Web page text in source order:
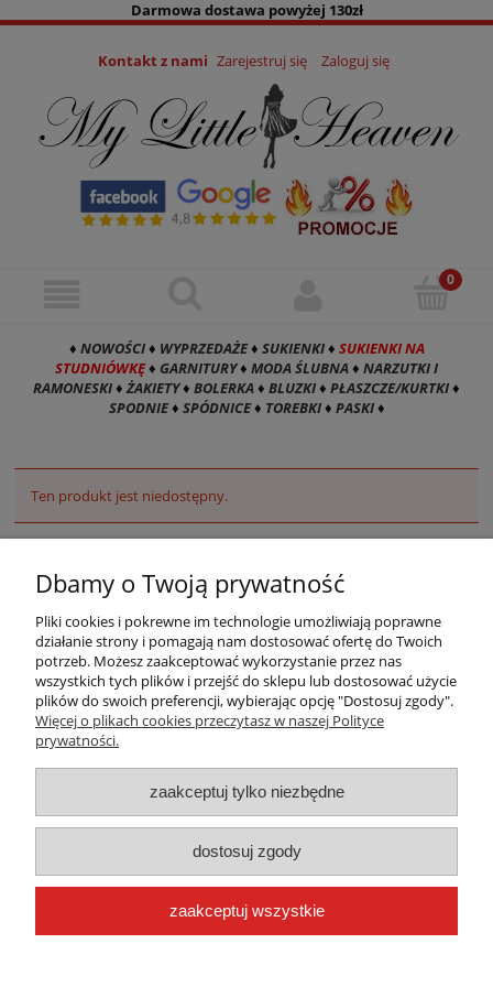
Darmowa dostawa powyżej 130zł
Kontakt z nami Zarejestruj się Zaloguj się
♦ NOWOŚCI♦ WYPRZEDAŻE♦ SUKIENKI♦ SUKIENKI NA
STUDNIÓWKĘ♦ GARNITURY♦ MODA ŚLUBNA♦ NARZUTKI I
RAMONESKI♦ŻAKIETY♦ BOLERKA♦ BLUZKI♦ PŁASZCZE/KURTKI♦
SPODNIE♦ SPÓDNICE♦ TOREBKI♦ PASKI♦
Ten produkt jest niedostępny.
Warunki zakupów
Moje konto
Płatności i dostawa
Informacje
Dbamy o Twoją prywatność
Pliki cookies i pokrewne im technologie umożliwiają poprawne
działanie strony i pomagają nam dostosować ofertę do Twoich
potrzeb. Możesz zaakceptować wykorzystanie przez nas
wszystkich tych plików i przejść do sklepu lub dostosować użycie
plików do swoich preferencji, wybierając opcję "Dostosuj zgody".
Więcej o plikach cookies przeczytasz w naszej Polityce
prywatności.
zaakceptuj tylko niezbędne
dostosuj zgody
zaakceptuj wszystkie